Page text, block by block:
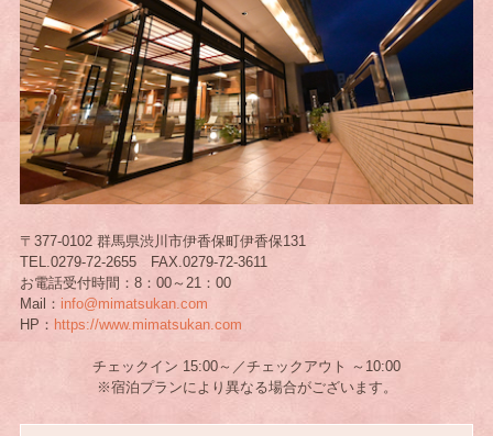
〒377-0102 群馬県渋川市伊香保町伊香保131
TEL.0279-72-2655 FAX.0279-72-3611
お電話受付時間：8：00～21：00
Mail： info@mimatsukan.com
HP： https://www.mimatsukan.com
チェックイン 15:00～／チェックアウト ～10:00
※宿泊プランにより異なる場合がございます。